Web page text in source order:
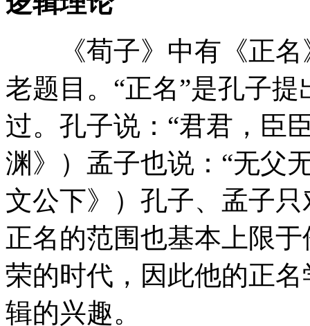
《荀子》中有《正名
老题目。“正名”是孔子
过。孔子说：“君君，臣
渊》）孟子也说：“无父
文公下》）孔子、孟子
正名的范围也基本上限
荣的时代，因此他的正
辑的兴趣。